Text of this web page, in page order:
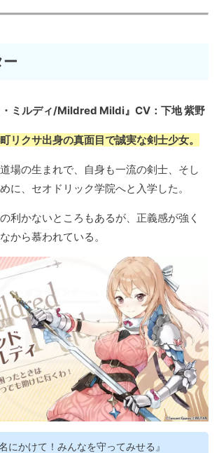
ー
ミルディ/Mildred Mildi』CV：下地 紫野
リクサ出身の真面目で誠実な剣士少女。
場の生まれで、自身も一流の剣士、そし
に、セオドリック学院へと入学した。
利かないところもあるが、正義感が強く
から慕われている。
にかけて！みんなを守ってみせる』